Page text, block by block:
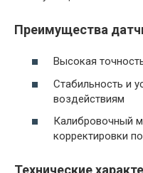
Преимущества
Высокая
Стабильность и
воздействиям
Калибровочный
корректировки
Технические